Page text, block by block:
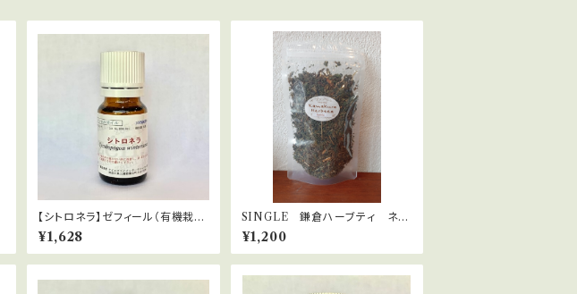
【シトロネラ】ゼフィール（有機栽
培）Cymbopogon winterianus
¥1,628
SINGLE 鎌倉ハーブティ ネト
ル 30ｇ
¥1,200